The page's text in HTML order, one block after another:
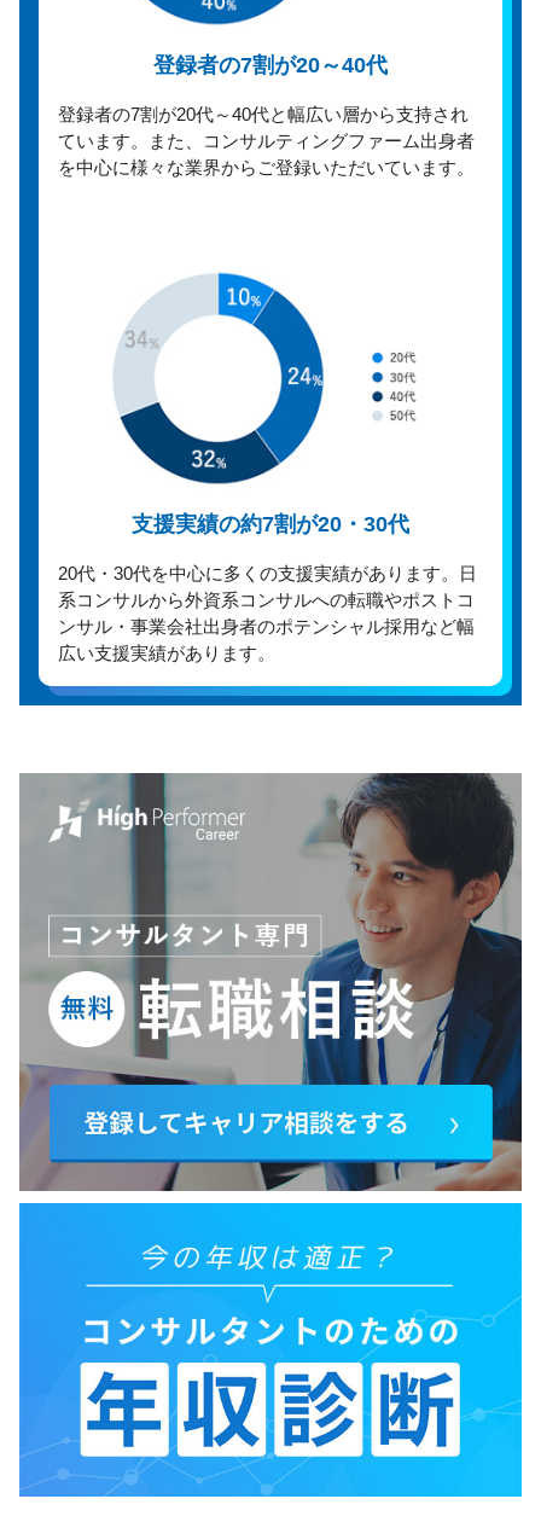
登録者の7割が20～40代
登録者の7割が20代～40代と幅広い層から支持され
ています。また、コンサルティングファーム出身者
を中心に様々な業界からご登録いただいています。
支援実績の約7割が20・30代
20代・30代を中心に多くの支援実績があります。日
系コンサルから外資系コンサルへの転職やポストコ
ンサル・事業会社出身者のポテンシャル採用など幅
広い支援実績があります。